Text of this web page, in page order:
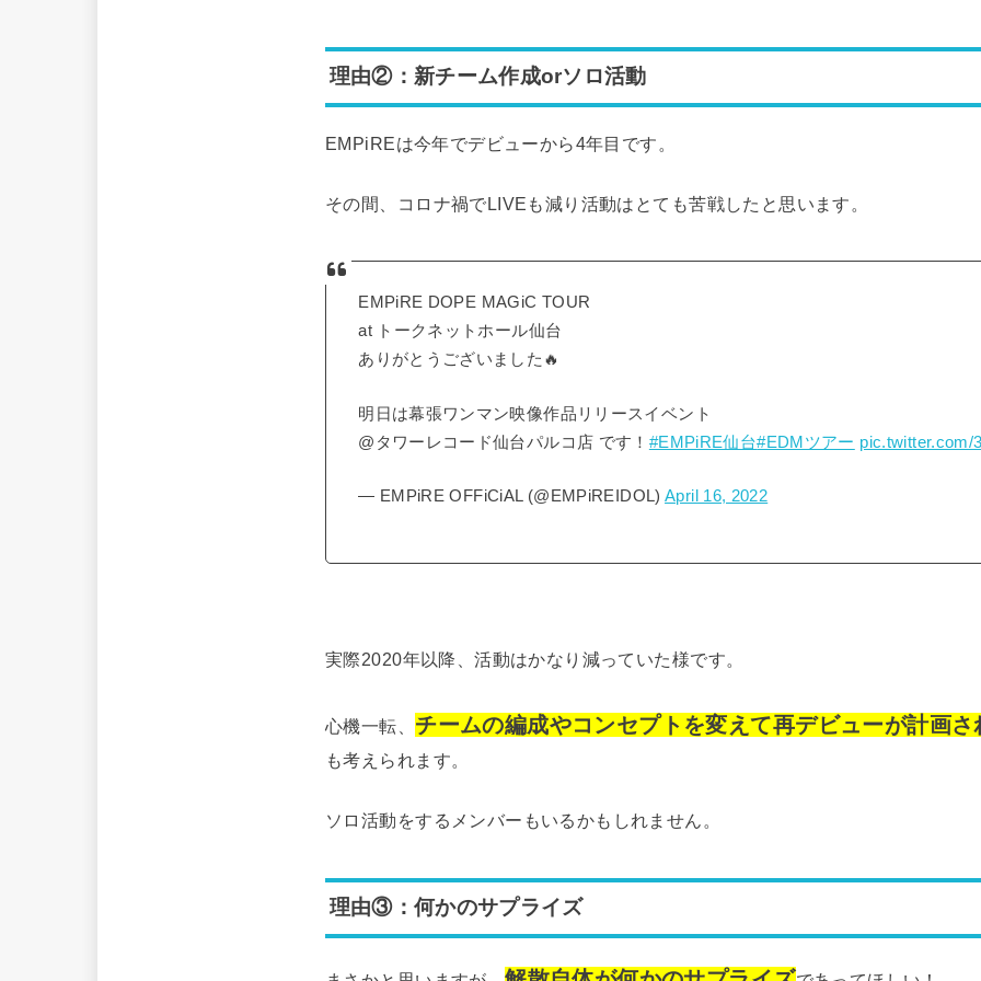
理由②：新チーム作成orソロ活動
EMPiREは今年でデビューから4年目です。
その間、コロナ禍でLIVEも減り活動はとても苦戦したと思います。
EMPiRE DOPE MAGiC TOUR
at トークネットホール仙台
ありがとうございました🔥
明日は幕張ワンマン映像作品リリースイベント
@タワーレコード仙台パルコ店 です！ #EMPiRE仙台#EDMツアー pic.twitter.com/
— EMPiRE OFFiCiAL (@EMPiREIDOL)April 16, 2022
実際2020年以降、活動はかなり減っていた様です。
心機一転、 チームの編成やコンセプトを変えて再デビューが計画さ
も考えられます。
ソロ活動をするメンバーもいるかもしれません。
理由③：何かのサプライズ